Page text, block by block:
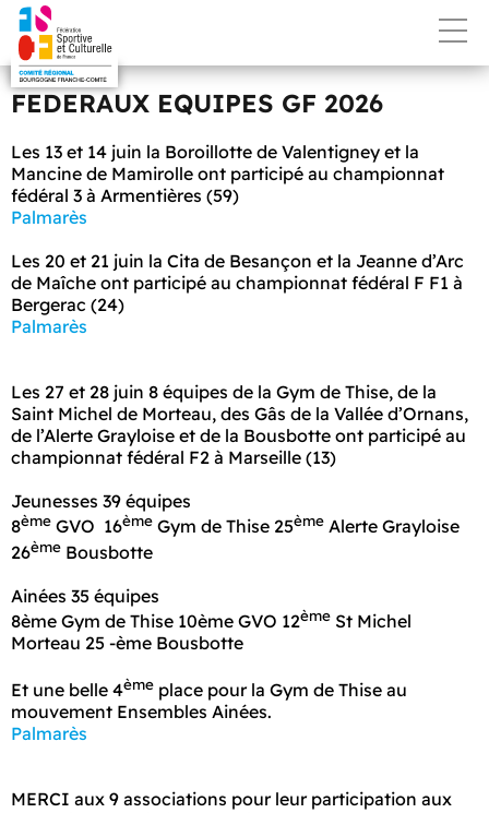
FEDERAUX EQUIPES GF 2026
Les 13 et 14 juin la Boroillotte de Valentigney et la
Mancine de Mamirolle ont participé au championnat
fédéral 3 à Armentières (59)
Palmarès
Les 20 et 21 juin la Cita de Besançon et la Jeanne d’Arc
de Maîche ont participé au championnat fédéral F F1 à
Bergerac (24)
Palmarès
Les 27 et 28 juin 8 équipes de la Gym de Thise, de la
Saint Michel de Morteau, des Gâs de la Vallée d’Ornans,
de l’Alerte Grayloise et de la Bousbotte ont participé au
championnat fédéral F2 à Marseille (13)
Jeunesses 39 équipes
8ème GVO 16ème Gym de Thise 25ème Alerte Grayloise
26ème Bousbotte
Ainées 35 équipes
8ème Gym de Thise 10ème GVO 12ème St Michel
Morteau 25 -ème Bousbotte
Et une belle 4ème place pour la Gym de Thise au
mouvement Ensembles Ainées.
Palmarès
MERCI aux 9 associations pour leur participation aux